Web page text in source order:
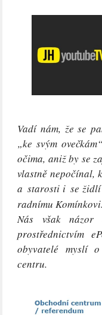
Vadí nám, že se
„ke svým
očima, aniž by se
vlastně nepočínal,
a starosti i se židlí
radnímu
Nás však názor
prostřednictvím
obyvatelé myslí
centru.